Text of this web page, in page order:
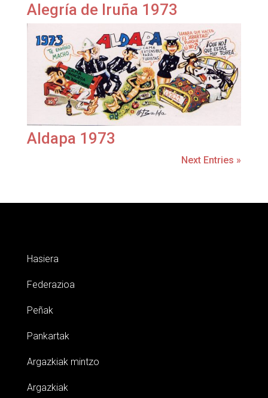
Alegría de Iruña 1973
Aldapa 1973
Next Entries »
Hasiera
Federazioa
Peñak
Pankartak
Argazkiak mintzo
Argazkiak